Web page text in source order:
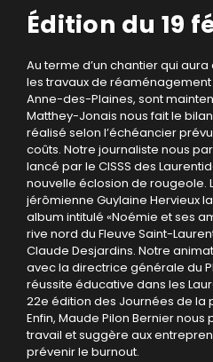
Édition du 19
Au terme d’un chantier qui
les travaux de
Anne-des-Plaines, sont
Matthey-Jonais nous fait le
réalisé selon l’échéancier
coûts. Notre journaliste nous
lancé par le CISSS des
nouvelle éclosion de rougeole.
jérômienne Guylaine Hervieux
album intitulé «Noémie et ses
rive nord du Fleuve Saint-
Claude Desjardins. Notre
avec la directrice générale du
réussite éducative dans les
22e édition des Journées de la
Enfin, Maude Pilon Bernier
travail et suggère aux
prévenir le burnout.